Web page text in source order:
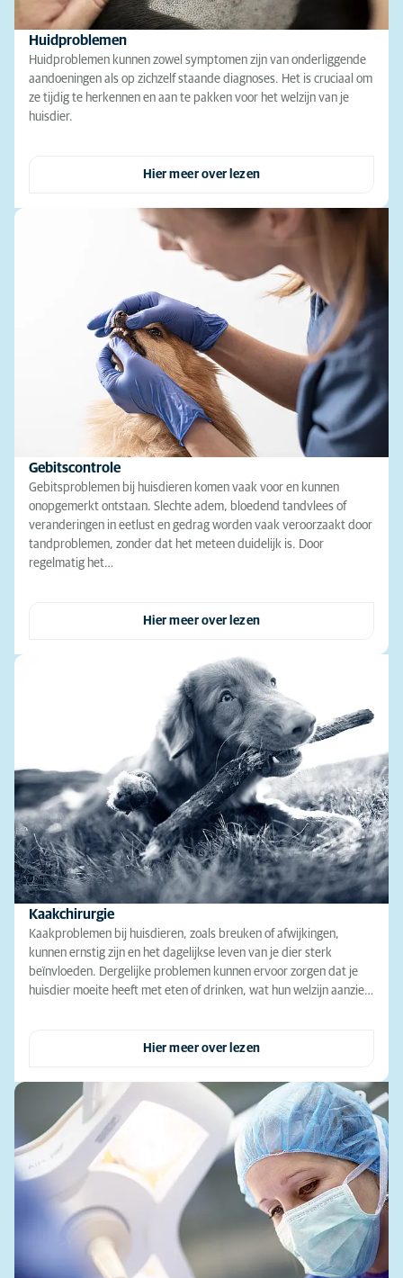
Huidproblemen
Huidproblemen kunnen zowel symptomen zijn van onderliggende
aandoeningen als op zichzelf staande diagnoses. Het is cruciaal om
ze tijdig te herkennen en aan te pakken voor het welzijn van je
huisdier.
Hier meer over lezen
Gebitscontrole
Gebitsproblemen bij huisdieren komen vaak voor en kunnen
onopgemerkt ontstaan. Slechte adem, bloedend tandvlees of
veranderingen in eetlust en gedrag worden vaak veroorzaakt door
tandproblemen, zonder dat het meteen duidelijk is. Door
regelmatig het…
Hier meer over lezen
Kaakchirurgie
Kaakproblemen bij huisdieren, zoals breuken of afwijkingen,
kunnen ernstig zijn en het dagelijkse leven van je dier sterk
beïnvloeden. Dergelijke problemen kunnen ervoor zorgen dat je
huisdier moeite heeft met eten of drinken, wat hun welzijn aanzie…
Hier meer over lezen